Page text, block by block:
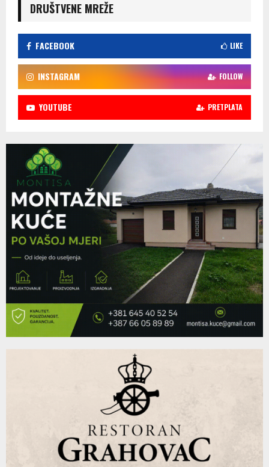
DRUŠTVENE MREŽE
FACEBOOK LIKE
INSTAGRAM FOLLOW
YOUTUBE PRETPLATA